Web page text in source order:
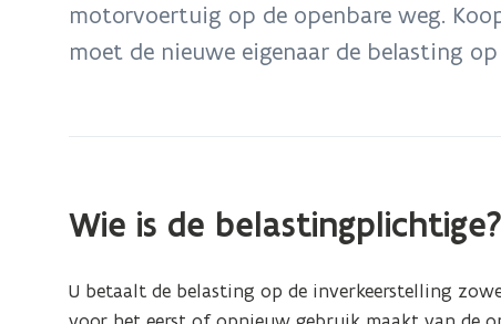
bevindt
betalen?
motorvoertuig op de openbare weg.
moet de nieuwe eigenaar de belasting
Wie is de belastingplichtige?
U betaalt de belasting op de inverkeerstelling